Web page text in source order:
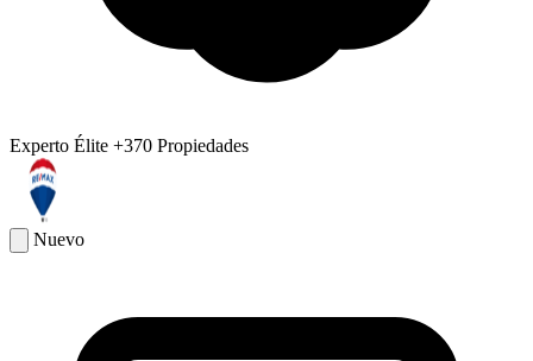
Experto Élite +370 Propiedades
Nuevo